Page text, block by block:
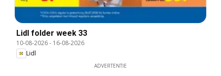
Lidl folder week 33
10-08-2026- 16-08-2026
Lidl
ADVERTENTIE